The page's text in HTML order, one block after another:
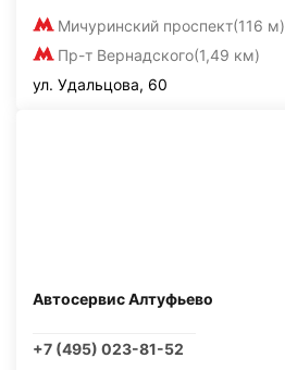
Мичуринский проспект(116 м)
Пр-т Вернадского(1,49 км)
ул. Удальцова, 60
Автосервис Алтуфьево
+7 (495) 023-81-52